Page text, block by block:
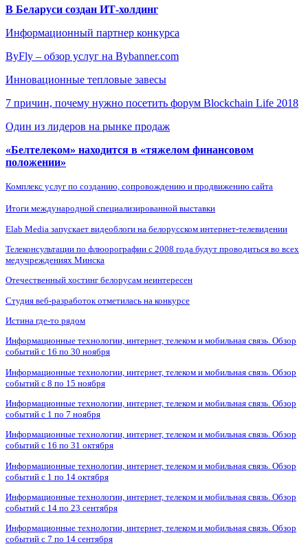
В Беларуси создан ИТ-холдинг
Информационный партнер конкурса
ByFly – обзор услуг на Bybanner.com
Инновационные тепловые завесы
7 причин, почему нужно посетить форум Blockchain Life 2018
Один из лидеров на рынке продаж
«Белтелеком» находится в «тяжелом финансовом
положении»
Комплекс услуг по созданию, сопровождению и продвижению сайта
Итоги международной специализированной выставки
Elab Media запускает видеоблоги на белорусском интернет-телевидении
Телеконсультации по флюорографии с 2008 года будут проводиться во всех
медучреждениях Минска
Отечественный хостинг белорусам неинтересен
Студия веб-разработок отметилась на конкурсе
Истина где-то рядом
Информационные технологии, интернет, телеком и мобильная связь. Обзор
событий с 16 по 30 ноября
Информационные технологии, интернет, телеком и мобильная связь. Обзор
событий с 8 по 15 ноября
Информационные технологии, интернет, телеком и мобильная связь. Обзор
событий с 1 по 7 ноября
Информационные технологии, интернет, телеком и мобильная связь. Обзор
событий с 16 по 31 октября
Информационные технологии, интернет, телеком и мобильная связь. Обзор
событий с 1 по 14 октября
Информационные технологии, интернет, телеком и мобильная связь. Обзор
событий с 14 по 23 сентября
Информационные технологии, интернет, телеком и мобильная связь. Обзор
событий с 7 по 14 сентября